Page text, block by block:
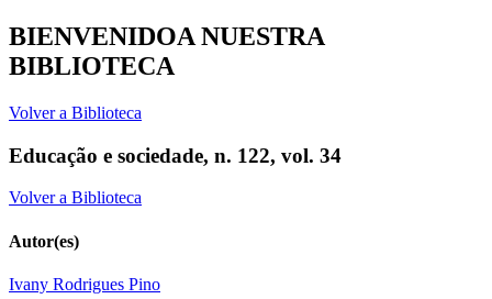
BIENVENIDOA NUESTRA
BIBLIOTECA
Volver a Biblioteca
Educação e sociedade, n. 122, vol. 34
Volver a Biblioteca
Autor(es)
Ivany Rodrigues Pino